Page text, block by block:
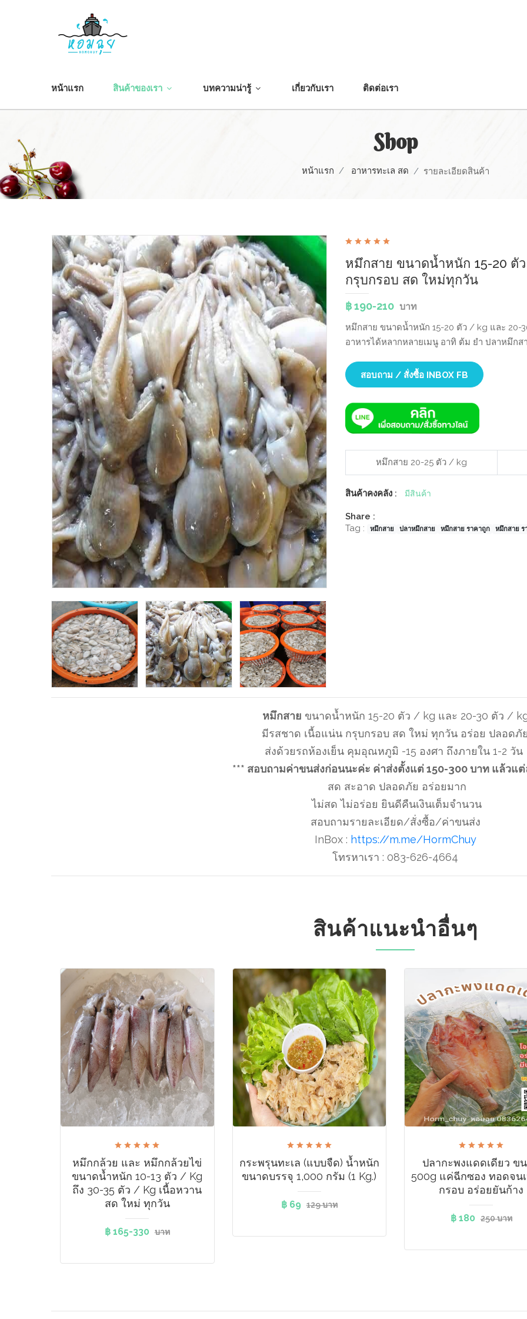
หน้าแรก สินค้าของเรา บทความน่ารู้ เกี่ยวกับเรา ติดต่อเรา
Shop
หน้าแรก อาหารทะเล สด รายละเอียดสินค้า
หมึกสาย ขนาดน้ำหนัก 15-20​ ตั
กรุบกรอบ สด ใหม่ทุกวัน
฿ 190-210 บาท
หมึกสาย ขนาดน้ำหนัก 15-20​ ตัว / kg​ และ
อาหารได้หลากหลายเมนู อาทิ ต้ม ยำ ปลาหมึกส
สอบถาม / สั่งซื้อ INBOX FB
หมึกสาย 20-25​ ตัว / kg
สินค้าคงคลัง : มีสินค้า
Share :
Tag :
หมึกสาย ปลาหมึกสาย หมึกสาย ราคาถูก หมึกสาย ร
หมึกสาย ขนาดน้ำหนัก 15-20​ ตัว / kg​ และ 20-30 ตัว /
มีรสชาด เนื้อแน่น กรุบกรอบ สด ใหม่ ทุกวัน อร่อย ปลอดภัย
ส่งด้วยรถห้องเย็น คุมอุณหภูมิ -15 องศา ถึงภายใน 1-2 วัน
*** สอบถามค่าขนส่งก่อนนะค่ะ ค่าส่งตั้งแต่ 150-300 บาท แล้วแ
สด สะอาด ปลอดภัย อร่อยมาก
ไม่สด ไม่อร่อย ยินดีคืนเงินเต็มจำนวน
สอบถามรายละเอียด/สั่งซื้อ/ค่าขนส่ง
InBox : https://m.me/HormChuy
โทรหาเรา : 083-626-4664
สินค้าแนะนำอื่นๆ
หมึกกล้วย และ หมึกกล้วยไข่
ขนาดน้ำหนัก 10-13 ตัว / Kg​
ถึง 30-35 ตัว / Kg เนื้อหวาน
สด ใหม่ ทุกวัน
฿ 165-330 บาท
กระพรุนทะเล (แบบจืด) น้ำหนัก
ขนาดบรรจุ 1,000 กรัม (1 Kg.)
฿ 69 129 บาท
ปลากะพงแดดเดียว ข
500g แค่ฉีกซอง​ ทอดจน
กรอบ​ อร่อยยันก้าง
฿ 180 250 บาท